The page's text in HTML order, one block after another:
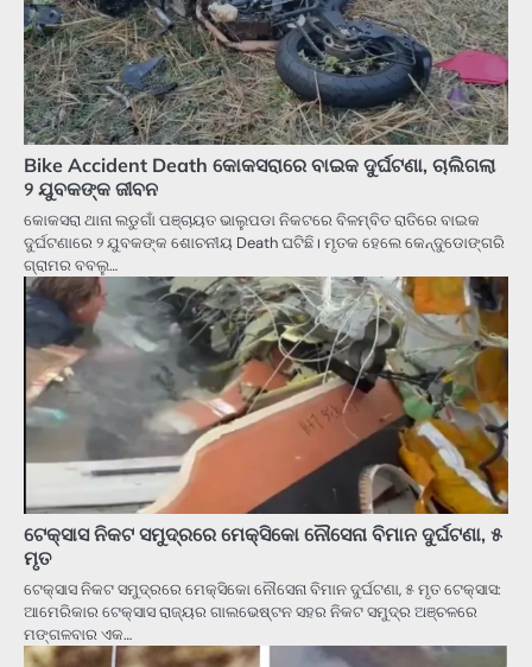
Bike Accident Death କୋକସରାରେ ବାଇକ ଦୁର୍ଘଟଣା, ଚାଲିଗଲା
୨ ଯୁବକଙ୍କ ଜୀବନ
କୋକସରା ଥାନା ଲଡୁଗାଁ ପଞ୍ଚାୟତ ଭାଲୁପଡା ନିକଟରେ ବିଳମ୍ବିତ ରାତିରେ ବାଇକ
ଦୁର୍ଘଟଣାରେ ୨ ଯୁବକଙ୍କ ଶୋଚନୀୟ Death ଘଟିଛି। ମୃତକ ହେଲେ କେନ୍ଦୁଡୋଙ୍ଗରି
ଗ୍ରାମର ବବଲୁ…
ଟେକ୍ସାସ ନିକଟ ସମୁଦ୍ରରେ ମେକ୍ସିକୋ ନୌସେନା ବିମାନ ଦୁର୍ଘଟଣା, ୫
ମୃତ
ଟେକ୍ସାସ ନିକଟ ସମୁଦ୍ରରେ ମେକ୍ସିକୋ ନୌସେନା ବିମାନ ଦୁର୍ଘଟଣା, ୫ ମୃତ ଟେକ୍ସାସ:
ଆମେରିକାର ଟେକ୍ସାସ ରାଜ୍ୟର ଗାଲଭେଷ୍ଟନ ସହର ନିକଟ ସମୁଦ୍ର ଅଞ୍ଚଳରେ
ମଙ୍ଗଳବାର ଏକ…